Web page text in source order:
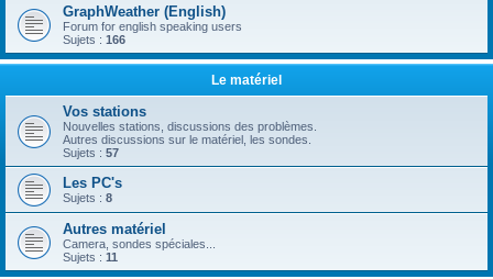
GraphWeather (English)
Forum for english speaking users
Sujets : 166
Le matériel
Vos stations
Nouvelles stations, discussions des problèmes.
Autres discussions sur le matériel, les sondes.
Sujets : 57
Les PC's
Sujets : 8
Autres matériel
Camera, sondes spéciales...
Sujets : 11